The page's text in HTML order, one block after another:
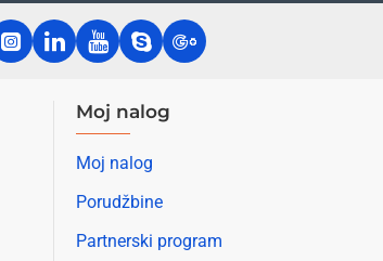
Moj nalog
Moj nalog
Porudžbine
Partnerski program